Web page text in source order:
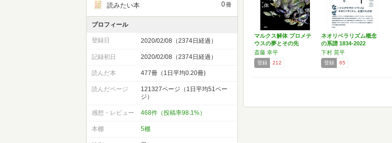
マルクス解体 プロメテ
ウスの夢とその先
斎藤 幸平
登録 212
ネオリベラリズム概念
の系譜 1834-2022
下村 晃平
登録 65
読みたい本 0冊
プロフィール
登録日 2020/02/08（2374日経過）
記録初日 2020/02/08（2374日経過）
読んだ本 477冊（1日平均0.20冊)
読んだページ
121327ページ（1日平均51ペー
ジ）
感想・レビュー 468件（投稿率98.1%）
本棚 5棚